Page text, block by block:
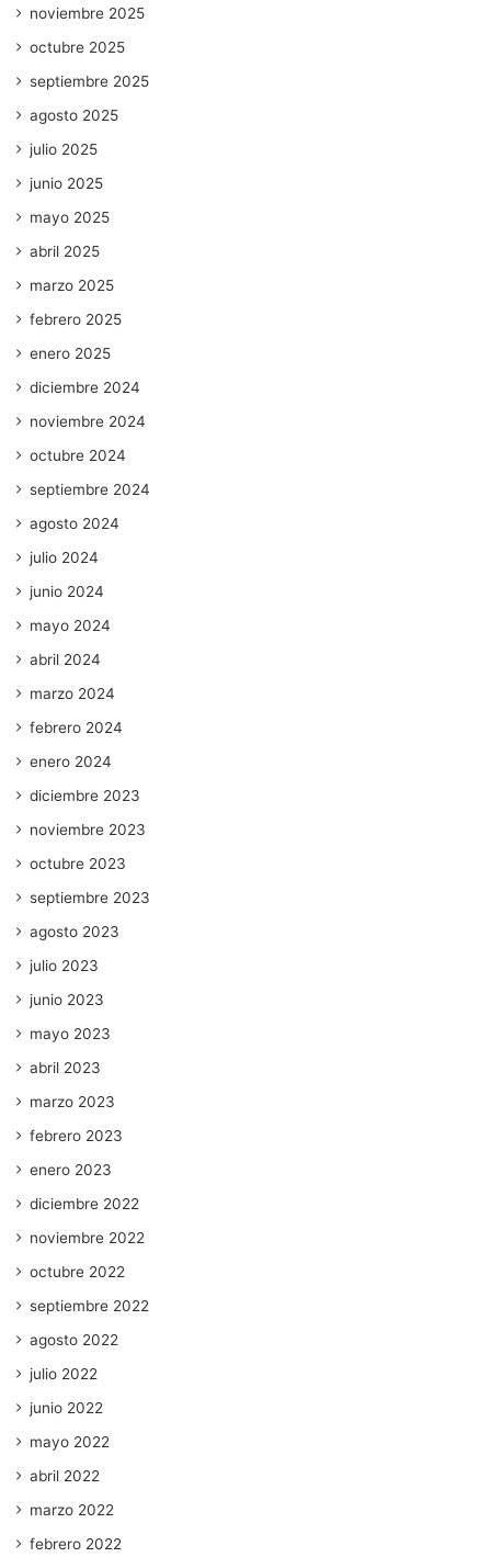
noviembre 2025
octubre 2025
septiembre 2025
agosto 2025
julio 2025
junio 2025
mayo 2025
abril 2025
marzo 2025
febrero 2025
enero 2025
diciembre 2024
noviembre 2024
octubre 2024
septiembre 2024
agosto 2024
julio 2024
junio 2024
mayo 2024
abril 2024
marzo 2024
febrero 2024
enero 2024
diciembre 2023
noviembre 2023
octubre 2023
septiembre 2023
agosto 2023
julio 2023
junio 2023
mayo 2023
abril 2023
marzo 2023
febrero 2023
enero 2023
diciembre 2022
noviembre 2022
octubre 2022
septiembre 2022
agosto 2022
julio 2022
junio 2022
mayo 2022
abril 2022
marzo 2022
febrero 2022